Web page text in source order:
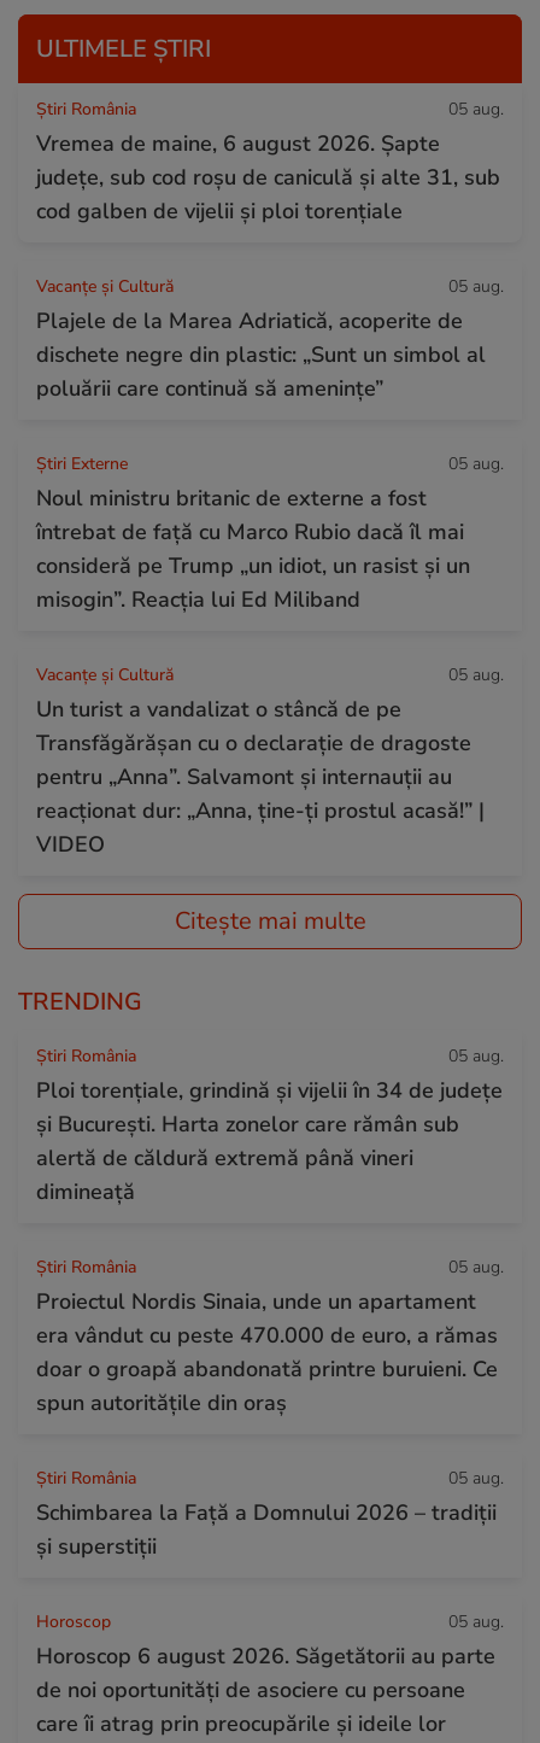
ULTIMELE ȘTIRI
Știri România 05 aug.
Vremea de maine, 6 august 2026. Șapte
județe, sub cod roșu de caniculă și alte 31, sub
cod galben de vijelii și ploi torențiale
Vacanțe și Cultură 05 aug.
Plajele de la Marea Adriatică, acoperite de
dischete negre din plastic: „Sunt un simbol al
poluării care continuă să amenințe”
Știri Externe 05 aug.
Noul ministru britanic de externe a fost
întrebat de față cu Marco Rubio dacă îl mai
consideră pe Trump „un idiot, un rasist și un
misogin”. Reacția lui Ed Miliband
Vacanțe și Cultură 05 aug.
Un turist a vandalizat o stâncă de pe
Transfăgărășan cu o declarație de dragoste
pentru „Anna”. Salvamont și internauții au
reacționat dur: „Anna, ține-ți prostul acasă!” |
VIDEO
Citește mai multe
TRENDING
Știri România 05 aug.
Ploi torențiale, grindină și vijelii în 34 de județe
și București. Harta zonelor care rămân sub
alertă de căldură extremă până vineri
dimineață
Știri România 05 aug.
Proiectul Nordis Sinaia, unde un apartament
era vândut cu peste 470.000 de euro, a rămas
doar o groapă abandonată printre buruieni. Ce
spun autoritățile din oraș
Știri România 05 aug.
Schimbarea la Față a Domnului 2026 – tradiții
și superstiții
Horoscop 05 aug.
Horoscop 6 august 2026. Săgetătorii au parte
de noi oportunități de asociere cu persoane
care îi atrag prin preocupările și ideile lor